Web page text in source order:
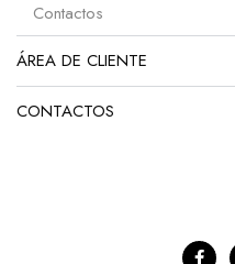
Contactos
ÁREA DE CLIENTE
CONTACTOS